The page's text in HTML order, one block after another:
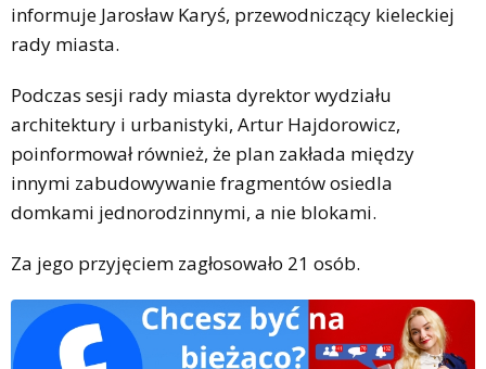
informuje Jarosław Karyś, przewodniczący kieleckiej
rady miasta.
Podczas sesji rady miasta dyrektor wydziału
architektury i urbanistyki, Artur Hajdorowicz,
poinformował również, że plan zakłada między
innymi zabudowywanie fragmentów osiedla
domkami jednorodzinnymi, a nie blokami.
Za jego przyjęciem zagłosowało 21 osób.